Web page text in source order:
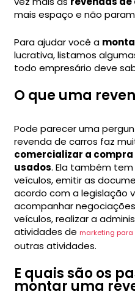
mais espaço e não
Para ajudar você a
lucrativa, listamos
todo empresário deve
O que uma
Pode parecer uma
revenda de carros faz
comercializar a
usados. Ela também
veículos, emitir as
acordo com a legislação
acompanhar
veículos, realizar a
atividades de marketing
outras atividades.
E quais são os
montar uma